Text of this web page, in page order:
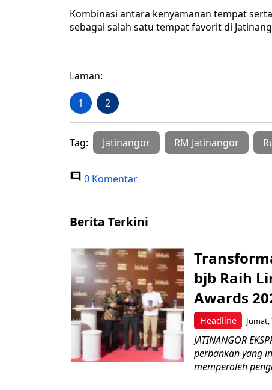
Kombinasi antara kenyamanan tempat
sebagai salah satu tempat favorit di
Laman:
1 2
Tag: Jatinangor RM Jatinangor
0 Komentar
Berita Terkini
Headline
bjb Raih
Awards
Jumat,
JATINANGOR
perbankan yang
memperoleh